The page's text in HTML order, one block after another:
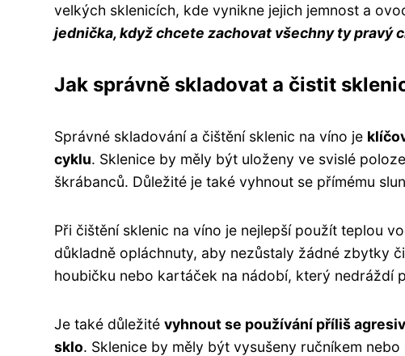
velkých sklenicích, kde vynikne jejich jemnost a
jednička, když chcete zachovat všechny ty pravý
Jak správně skladovat a čistit
Správné skladování a čištění sklenic na víno je
cyklu. Sklenice by měly být uloženy ve svislé
škrábanců. Důležité je také vyhnout se přímému
Při čištění sklenic na víno je nejlepší použít teplou
důkladně opláchnuty, aby nezůstaly žádné zbytky
houbičku nebo kartáček na nádobí, který nedráždí
Je také důležité vyhnout se používání příliš
sklo. Sklenice by měly být vysušeny ručníkem